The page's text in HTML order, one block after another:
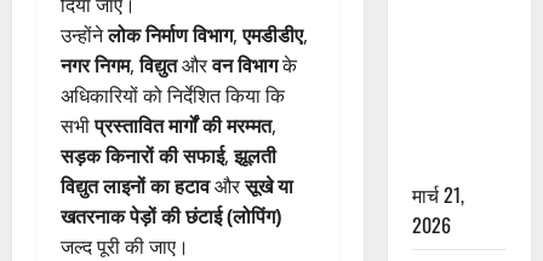
उन्होंनेलोक निर्माण विभाग,एमडीडीए,
नगर निगम,विद्युतऔरवन विभागके
अधिकारियों को निर्देशित किया कि
सभीप्रस्तावित मार्गों की मरम्मत,
सड़क किनारों की सफाई,झूलती
विद्युत लाइनों का हटावऔरसूखे या
खतरनाक पेड़ों की छंटाई (लोपिंग)
जल्द पूरी की जाए।
मार्च 21,
2026